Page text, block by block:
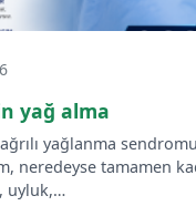
yağ alma
yağlanma
neredeyse tamamen
uyluk,…